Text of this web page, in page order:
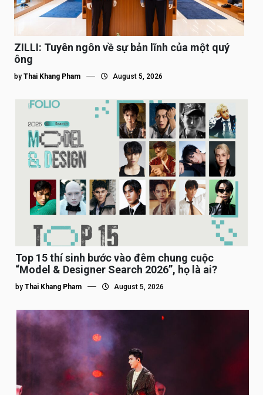
ZILLI: Tuyên ngôn về sự bản lĩnh của một quý
ông
by Thai Khang Pham August 5, 2026
Top 15 thí sinh bước vào đêm chung cuộc
“Model & Designer Search 2026”, họ là ai?
by Thai Khang Pham August 5, 2026